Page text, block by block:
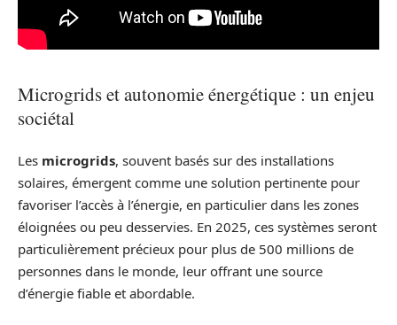
Microgrids et autonomie énergétique : un enjeu
sociétal
Les microgrids, souvent basés sur des installations
solaires, émergent comme une solution pertinente pour
favoriser l’accès à l’énergie, en particulier dans les zones
éloignées ou peu desservies. En 2025, ces systèmes seront
particulièrement précieux pour plus de 500 millions de
personnes dans le monde, leur offrant une source
d’énergie fiable et abordable.